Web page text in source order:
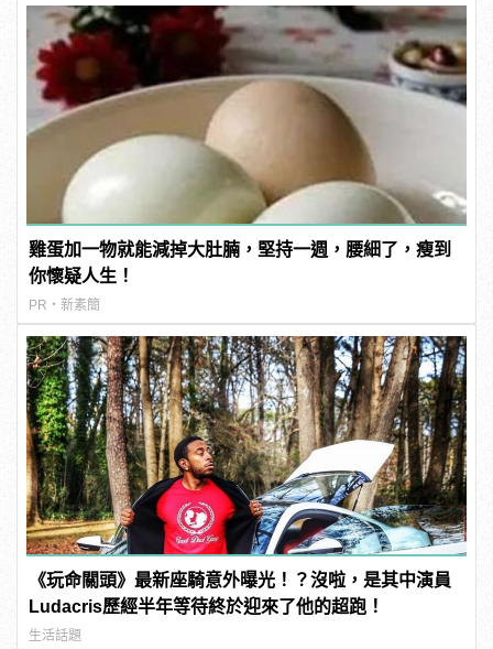
雞蛋加一物就能減掉大肚腩，堅持一週，腰細了，瘦到
你懷疑人生！
PR・新素簡
《玩命關頭》最新座騎意外曝光！？沒啦，是其中演員
Ludacris歷經半年等待終於迎來了他的超跑！
生活話題